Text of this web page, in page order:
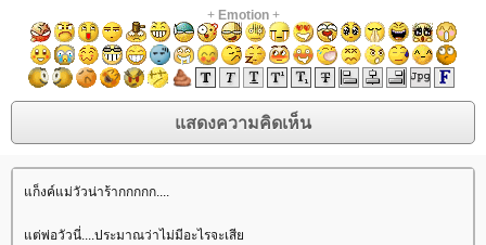
+ Emotion+
ก็งค์แม่วัวน่าร้ากกกกก....
ต่พ่อวัวนี่....ประมาณว่าไม่มีอะไรจะเสี